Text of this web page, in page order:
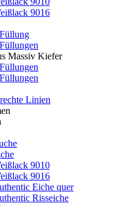
9016
Massiv Kiefer
Linien
9010
9016
Eiche quer
Risseiche